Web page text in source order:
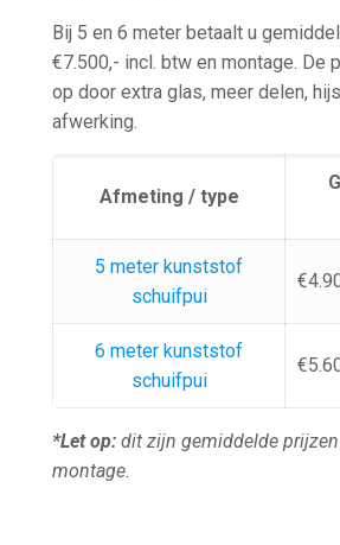
Bij 5 en 6 meter betaalt u
€7.500,- incl. btw en montage. De
op door extra glas, meer delen,
afwerking.
Afmeting / type
5 meter kunststof
schuifpui
6 meter kunststof
schuifpui
*Let op: dit zijn gemiddelde
montage.